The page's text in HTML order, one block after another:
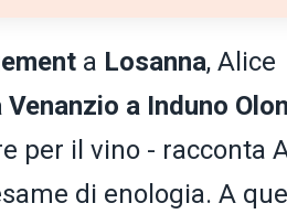
a Losanna, Alice
a Induno
per il vino - racconta
di enologia. A